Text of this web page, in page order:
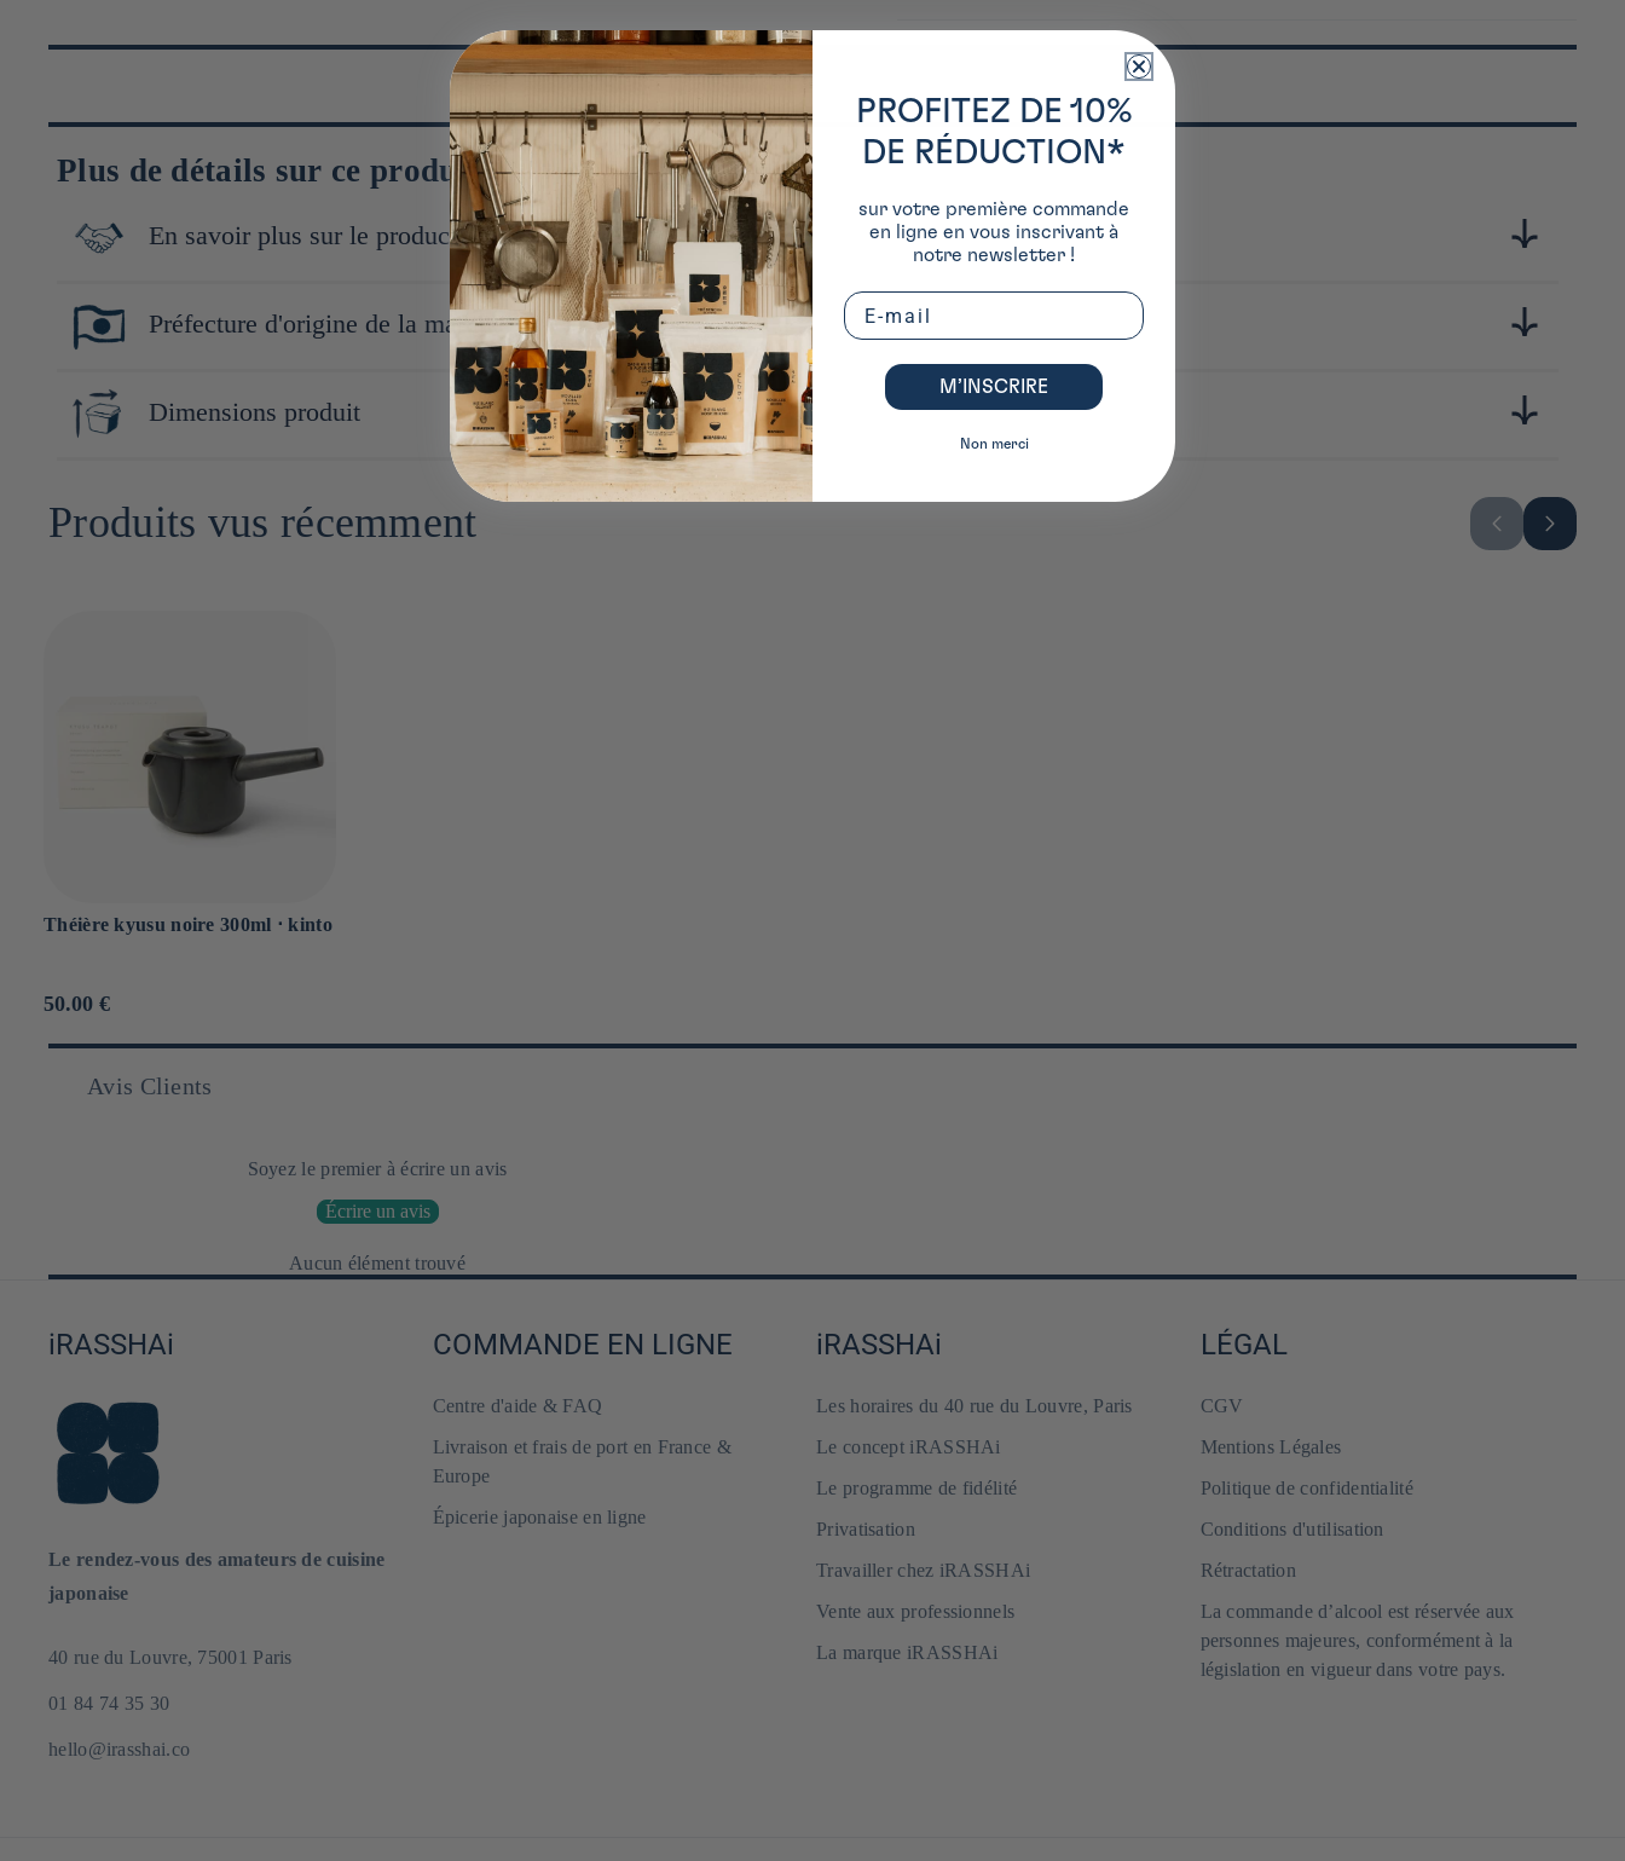
Plus de détails sur ce produit
En savoir plus sur le producteur
Les produits Kinto, allant de la vaisselle aux accessoires pour le thé et le café, sont conçus avec un sens aigu du détail, où chaque courbe et chaque texture sont pensées pour offrir une expérience
sensorielle unique. La marque se distingue par l'utilisation de matériaux de haute qualité, tels que le verre, la porcelaine, et l'acier inoxydable, qui assurent non seulement une durabilité exceptionnelle,
Ce qui rend Kinto unique, c'est sa capacité à marier la tradition japonaise avec une approche moderne du design.
Préfecture d'origine de la marque
Tokyo
Dimensions produit
Produits vus récemment
Théière kyusu noire 300ml ⋅ kinto
Prix
50.00 €
Avis Clients
Soyez le premier à écrire un avis
Écrire un avis
Aucun élément trouvé
iRASSHAi
Le rendez-vous des amateurs de cuisine
japonaise
40 rue du Louvre, 75001 Paris
01 84 74 35 30
hello@irasshai.co
COMMANDE EN LIGNE
Centre d'aide & FAQ
Livraison et frais de port en France &
Europe
Épicerie japonaise en ligne
iRASSHAi
Les horaires du 40 rue du Louvre, Paris
Le concept iRASSHAi
Le programme de fidélité
Privatisation
Travailler chez iRASSHAi
Vente aux professionnels
La marque iRASSHAi
LÉGAL
CGV
Mentions Légales
Politique de confidentialité
Conditions d'utilisation
Rétractation
La commande d’alcool est réservée aux
personnes majeures, conformément à la
législation en vigueur dans votre pays.
PROFITEZ DE 10%
DE RÉDUCTION*
sur votre première commande
en ligne en vous inscrivant à
notre newsletter !
Email
M’INSCRIRE
Non merci